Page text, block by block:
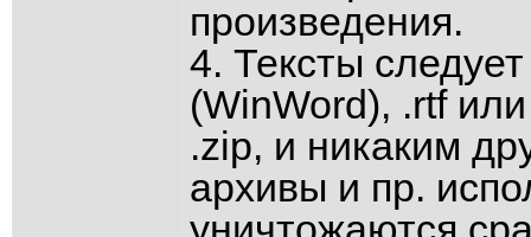
произведения.
4. Тексты
(WinWord), .rtf
.zip, и никаким
архивы и пр.